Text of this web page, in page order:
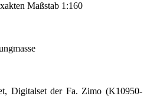
Maßstab 1:160
Digitalset der Fa. Zimo (K10950-